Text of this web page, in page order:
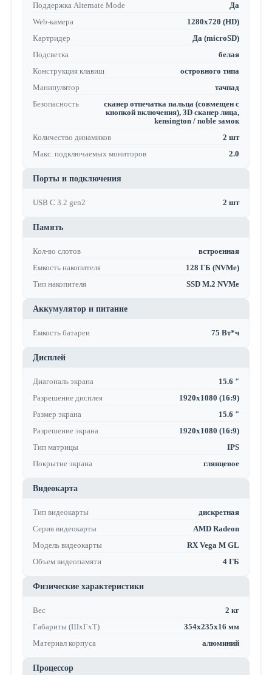
Поддержка Alternate Mode
Да
Web-камера
1280x720 (HD)
Картридер
Да (microSD)
Подсветка
белая
Конструкция клавиш
островного типа
Манипулятор
тачпад
Безопасность
сканер отпечатка пальца (совмещен с
кнопкой включения), 3D сканер лица,
kensington / noble замок
Количество динамиков
2 шт
Макс. подключаемых мониторов
2.0
Порты и подключения
USB C 3.2 gen2 2 шт
Память
Кол-во слотов
встроенная
Емкость накопителя
128 ГБ (NVMe)
Тип накопителя
SSD M.2 NVMe
Аккумулятор и питание
Емкость батареи 75 Вт*ч
Дисплей
Диагональ экрана
15.6 "
Разрешение дисплея
1920x1080 (16:9)
Размер экрана
15.6 "
Разрешение экрана
1920x1080 (16:9)
Тип матрицы
IPS
Покрытие экрана
глянцевое
Видеокарта
Тип видеокарты
дискретная
Серия видеокарты
AMD Radeon
Модель видеокарты
RX Vega M GL
Объем видеопамяти
4 ГБ
Физические характеристики
Вес
2 кг
Габариты (ШхГхТ)
354x235x16 мм
Материал корпуса
алюминий
Процессор